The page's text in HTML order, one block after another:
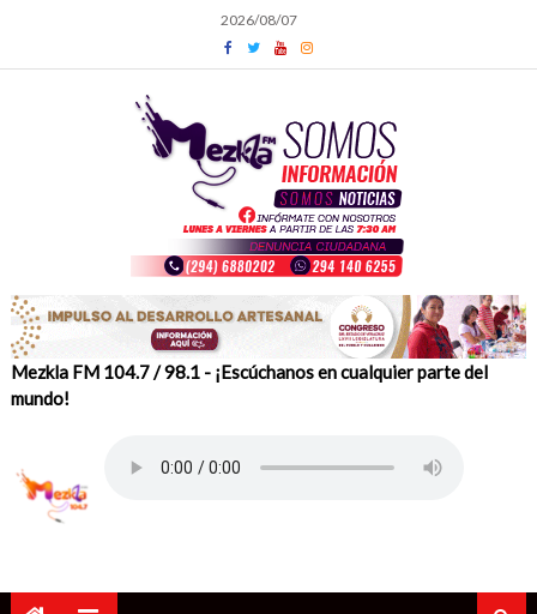
content
2026/08/07
Mezkla FM 104.7 / 98.1 - ¡Escúchanos en cualquier parte del
mundo!